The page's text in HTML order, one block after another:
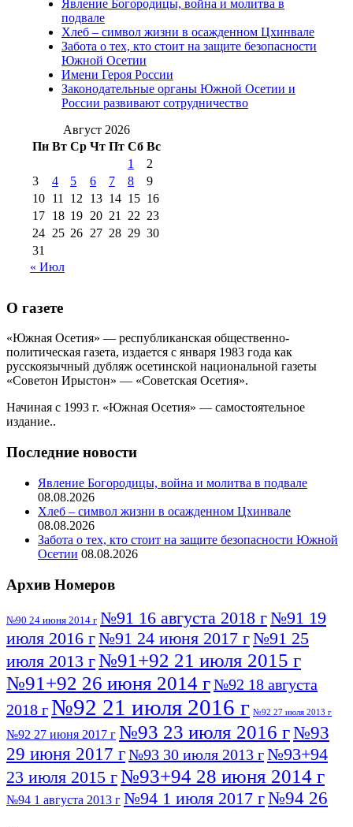
(15)№98 1 августа 2015 г
августа 2016 г(10)№98 5 июля 2014 г(10)
№98 8 августа 2013 г
августа 2012 г(14) №98+99 11 июля
2017 г(9)
№99 4 августа
2016 г(12) №99 8 июля 2014 г
августа 2012 г(11)
августа 2013 г
(12)
Явление Богородицы, война и молитва в
подвале
Хлеб – символ жизни в осажденном Цхинвале
Забота о тех, кто стоит на защите безопасности
Южной Осетии
Имени Героя России
Законодательные органы Южной Осетии и
России развивают сотрудничество
Август 2026
Пн Вт Ср Чт Пт Сб Вс
1
2
3
4 5 6 7 8
9
10 11 12 13 14 15 16
17 18 19 20 21 22 23
24 25 26 27 28 29 30
31
« Июл
О газете
«Южная Осетия» — республиканская общественно-
политическая газета, издается с января 1983 года как
русскоязычный дубляж осетинской национальной газеты
«Советон Ирыстон» — «Советская Осетия».
Начиная с 1993 г. «Южная Осетия» — самостоятельное
издание..
Последние новости
Явление Богородицы, война и молитва в подвале
08.08.2026
Хлеб – символ жизни в осажденном Цхинвале
08.08.2026
Забота о тех, кто стоит на защите безопасности Южной
Осетии 08.08.2026
Архив Номеров
№90 24 июня 2014 г №91 16 августа 2018 г№91 19
июля 2016 г№91 24 июня 2017 г№91 25
июля 2013 г№91+92 21 июля 2015 г
№91+92 26 июня 2014 г№92 18 августа
2018 г№92 21 июля 2016 г №92 27 июля 2013 г
№92 27 июня 2017 г №93 23 июля 2016 г№93
29 июня 2017 г№93 30 июля 2013 г№93+94
23 июля 2015 г№93+94 28 июня 2014 г
№94 1 августа 2013 г №94 1 июля 2017 г№94 26